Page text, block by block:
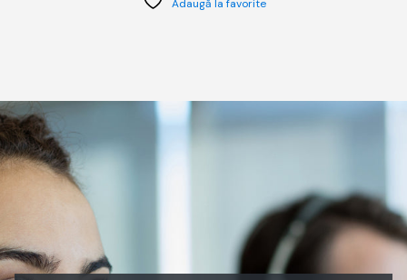
Adaugă la favorite